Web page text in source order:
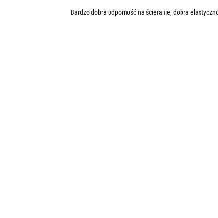
Bardzo dobra odporność na ścieranie, dobra